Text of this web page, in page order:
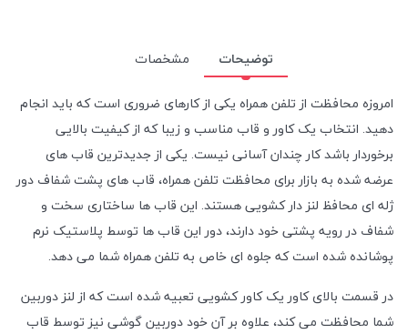
توضیحات
مشخصات
امروزه محافظت از تلفن همراه یکی از کارهای ضروری است که باید انجام
دهید. انتخاب یک کاور و قاب مناسب و زیبا که از کیفیت بالایی
برخوردار باشد کار چندان آسانی نیست. یکی از جدیدترین قاب های
عرضه شده به بازار برای محافظت تلفن همراه، قاب های پشت شفاف دور
ژله ای محافظ لنز دار کشویی هستند. این قاب ها ساختاری سخت و
شفاف در رویه پشتی خود دارند، دور این قاب ها توسط پلاستیک نرم
پوشانده شده است که جلوه ای خاص به تلفن همراه شما می دهد.
در قسمت بالای کاور یک کاور کشویی تعبیه شده است که از لنز دوربین
شما محافظت می کند، علاوه بر آن خود دوربین گوشی نیز توسط قاب